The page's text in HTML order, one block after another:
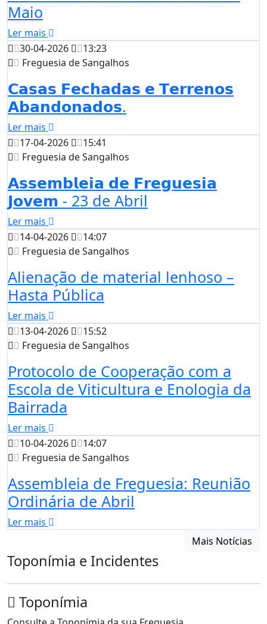
Maio
Ler mais
30-04-2026
13:23
Freguesia de Sangalhos
𝗖𝗮𝘀𝗮𝘀 𝗙𝗲𝗰𝗵𝗮𝗱𝗮𝘀 𝗲 𝗧𝗲𝗿𝗿𝗲𝗻𝗼𝘀
𝗔𝗯𝗮𝗻𝗱𝗼𝗻𝗮𝗱𝗼𝘀.
Ler mais
17-04-2026
15:41
Freguesia de Sangalhos
𝗔𝘀𝘀𝗲𝗺𝗯𝗹𝗲𝗶𝗮 𝗱𝗲 𝗙𝗿𝗲𝗴𝘂𝗲𝘀𝗶𝗮
𝗝𝗼𝘃𝗲𝗺 - 23 de Abril
Ler mais
14-04-2026
14:07
Freguesia de Sangalhos
Alienação de material lenhoso –
Hasta Pública
Ler mais
13-04-2026
15:52
Freguesia de Sangalhos
Protocolo de Cooperação com a
Escola de Viticultura e Enologia da
Bairrada
Ler mais
10-04-2026
14:07
Freguesia de Sangalhos
Assembleia de Freguesia: Reunião
Ordinária de Abril
Ler mais
Mais Notícias
Toponímia e Incidentes
Toponímia